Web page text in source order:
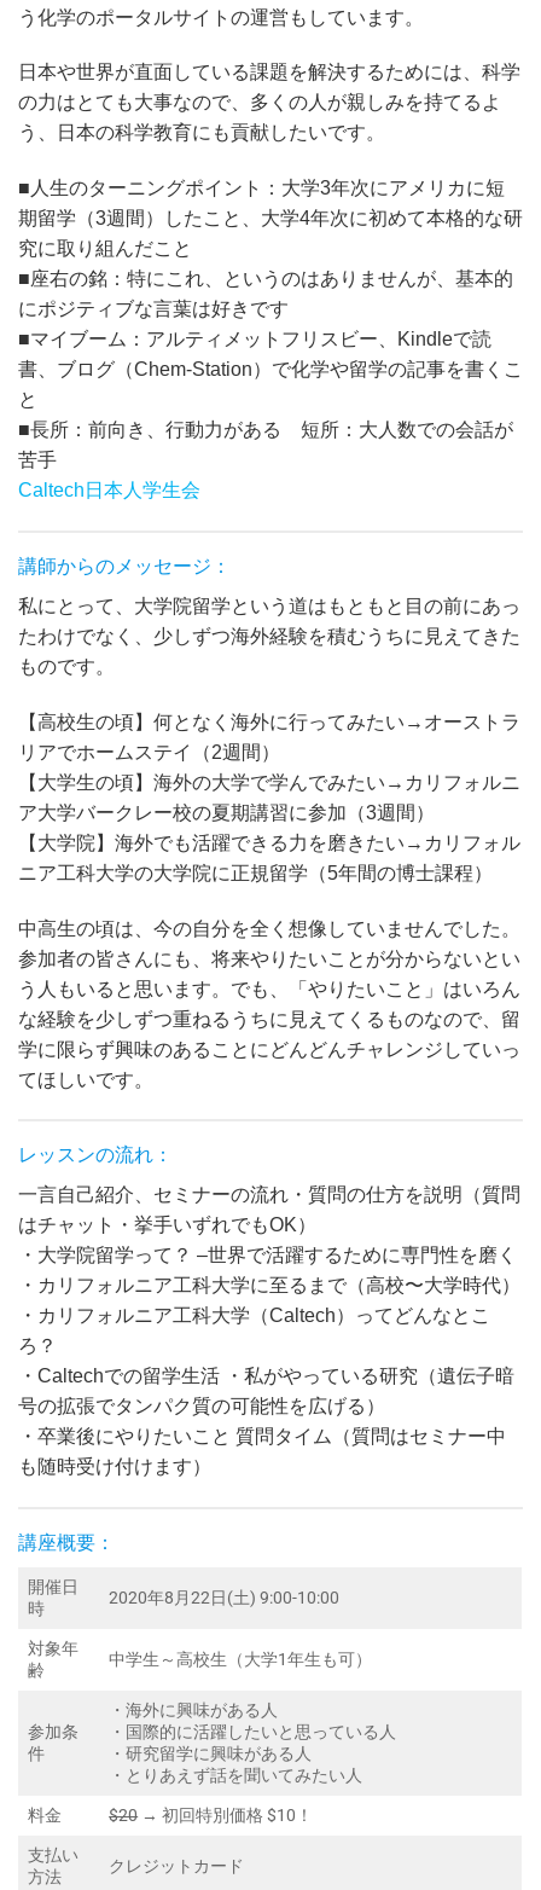
う化学のポータルサイトの運営もしています。
日本や世界が直面している課題を解決するためには、科学
の力はとても大事なので、多くの人が親しみを持てるよ
う、日本の科学教育にも貢献したいです。
■人生のターニングポイント：大学3年次にアメリカに短
期留学（3週間）したこと、大学4年次に初めて本格的な研
究に取り組んだこと
■座右の銘：特にこれ、というのはありませんが、基本的
にポジティブな言葉は好きです
■マイブーム：アルティメットフリスビー、Kindleで読
書、ブログ（Chem-Station）で化学や留学の記事を書くこ
と
■長所：前向き、行動力がある 短所：大人数での会話が
苦手
Caltech日本人学生会
講師からのメッセージ：
私にとって、大学院留学という道はもともと目の前にあっ
たわけでなく、少しずつ海外経験を積むうちに見えてきた
ものです。
【高校生の頃】何となく海外に行ってみたい→オーストラ
リアでホームステイ（2週間）
【大学生の頃】海外の大学で学んでみたい→カリフォルニ
ア大学バークレー校の夏期講習に参加（3週間）
【大学院】海外でも活躍できる力を磨きたい→カリフォル
ニア工科大学の大学院に正規留学（5年間の博士課程）
中高生の頃は、今の自分を全く想像していませんでした。
参加者の皆さんにも、将来やりたいことが分からないとい
う人もいると思います。でも、「やりたいこと」はいろん
な経験を少しずつ重ねるうちに見えてくるものなので、留
学に限らず興味のあることにどんどんチャレンジしていっ
てほしいです。
レッスンの流れ：
一言自己紹介、セミナーの流れ・質問の仕方を説明（質問
はチャット・挙手いずれでもOK）
・大学院留学って？ –世界で活躍するために専門性を磨く
・カリフォルニア工科大学に至るまで（高校〜大学時代）
・カリフォルニア工科大学（Caltech）ってどんなとこ
ろ？
・Caltechでの留学生活 ・私がやっている研究（遺伝子暗
号の拡張でタンパク質の可能性を広げる）
・卒業後にやりたいこと 質問タイム（質問はセミナー中
も随時受け付けます）
講座概要：
開催日
時
2020年8月22日(土) 9:00-10:00
対象年
齢
中学生～高校生（大学1年生も可）
参加条
件
・海外に興味がある人
・国際的に活躍したいと思っている人
・研究留学に興味がある人
・とりあえず話を聞いてみたい人
料金
$20→ 初回特別価格 $10！
支払い
方法
クレジットカード